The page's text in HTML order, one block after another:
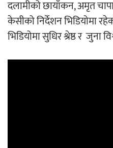
चलचित्र
दलामीको छायाँकन, अमृत
केसीको निर्देशन भिडियोमा
भिडियोमा सुधिर श्रेष्ठ र जुना